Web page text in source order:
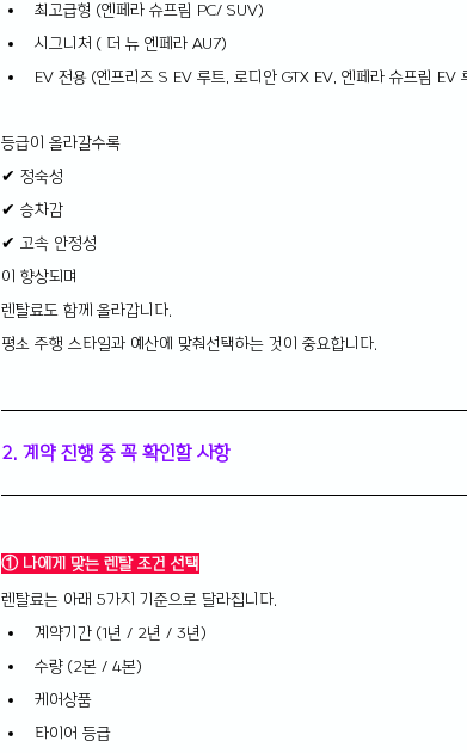
최고급형 (엔페라 슈프림 PC/ SUV)
시그니처 ( 더 뉴 엔페라 AU7)
EV 전용 (엔프리즈 S EV 루트, 로디안 GTX EV, 엔페라 슈프림 EV
등급이 올라갈수록
✔ 정숙성
✔ 승차감
✔ 고속 안정성
이 향상되며
렌탈료도 함께 올라갑니다.
평소 주행 스타일과 예산에 맞춰선택하는 것이 중요합니다.
2. 계약 진행 중 꼭 확인할 사항
① 나에게 맞는 렌탈 조건 선택
렌탈료는 아래 5가지 기준으로 달라집니다.
계약기간 (1년 / 2년 / 3년)
수량 (2본 / 4본)
케어상품
타이어 등급